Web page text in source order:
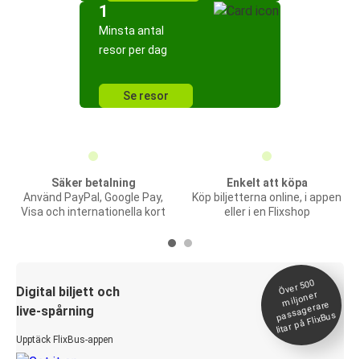
1
Minsta antal
resor per dag
Se resor
Säker betalning
Använd PayPal, Google Pay,
Visa och internationella kort
Enkelt att köpa
Köp biljetterna online, i appen
eller i en Flixshop
Digital biljett och
live-spårning
Upptäck FlixBus-appen
Över 500
miljoner
passagerare
litar på FlixBus